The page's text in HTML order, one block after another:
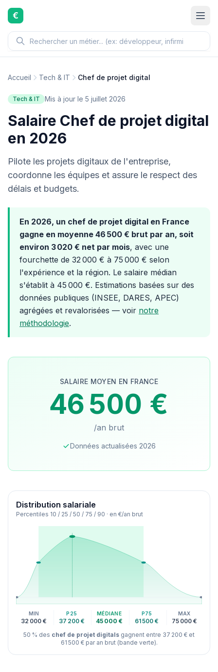
Aller au contenu principal
€
Accueil Tech & IT Chef de projet digital
Tech & IT Mis à jour le 5 juillet 2026
Salaire Chef de projet digital
en 2026
Pilote les projets digitaux de l'entreprise,
coordonne les équipes et assure le respect des
délais et budgets.
En 2026, un chef de projet digital en France
gagne en moyenne 46 500 € brut par an, soit
environ 3 020 € net par mois, avec une
fourchette de 32 000 € à 75 000 € selon
l'expérience et la région. Le salaire médian
s'établit à 45 000 €. Estimations basées sur des
données publiques (INSEE, DARES, APEC)
agrégées et revalorisées — voir notre
méthodologie.
SALAIRE MOYEN EN FRANCE
46 500 €
/an brut
Données actualisées 2026
Distribution des salaires pour le métier Chef de projet
Distribution salariale
Percentiles 10 / 25 / 50 / 75 / 90 · en €/an brut
MIN
32 000 €
P25
37 200 €
MÉDIANE
45 000 €
P75
61 500 €
MAX
75 000 €
50 % des chef de projet digitals gagnent entre 37 200 € et
61 500 € par an brut (bande verte).